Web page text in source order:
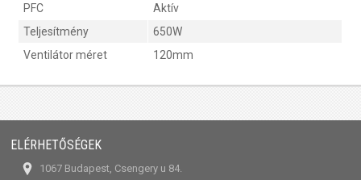
PFC
Aktív
Teljesítmény
650W
Ventilátor méret
120mm
ELÉRHETŐSÉGEK
1067 Budapest, Csengery u 84.